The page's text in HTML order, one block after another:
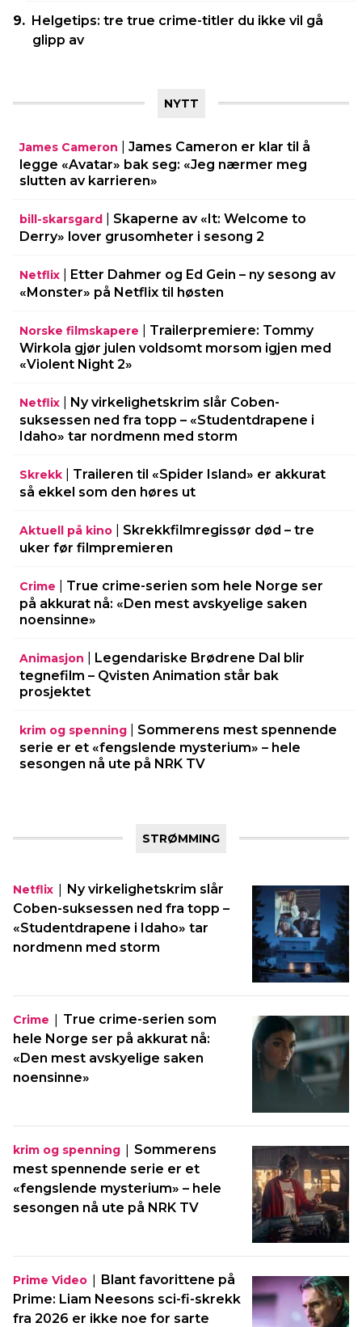
Helgetips: tre true crime-titler du ikke vil gå
glipp av
NYTT
James Cameron
James Cameron er klar til å
legge «Avatar» bak seg: «Jeg nærmer meg
slutten av karrieren»
bill-skarsgard
Skaperne av «It: Welcome to
Derry» lover grusomheter i sesong 2
Netflix
Etter Dahmer og Ed Gein – ny sesong av
«Monster» på Netflix til høsten
Norske filmskapere
Trailerpremiere: Tommy
Wirkola gjør julen voldsomt morsom igjen med
«Violent Night 2»
Netflix
Ny virkelighetskrim slår Coben-
suksessen ned fra topp – «Studentdrapene i
Idaho» tar nordmenn med storm
Skrekk
Traileren til «Spider Island» er akkurat
så ekkel som den høres ut
Aktuell på kino
Skrekkfilmregissør død – tre
uker før filmpremieren
Crime
True crime-serien som hele Norge ser
på akkurat nå: «Den mest avskyelige saken
noensinne»
Animasjon
Legendariske Brødrene Dal blir
tegnefilm – Qvisten Animation står bak
prosjektet
krim og spenning
Sommerens mest spennende
serie er et «fengslende mysterium» – hele
sesongen nå ute på NRK TV
STRØMMING
Netflix | Ny virkelighetskrim slår
Coben-suksessen ned fra topp –
«Studentdrapene i Idaho» tar
nordmenn med storm
Crime | True crime-serien som
hele Norge ser på akkurat nå:
«Den mest avskyelige saken
noensinne»
krim og spenning | Sommerens
mest spennende serie er et
«fengslende mysterium» – hele
sesongen nå ute på NRK TV
Prime Video | Blant favorittene på
Prime: Liam Neesons sci-fi-skrekk
fra 2026 er ikke noe for sarte